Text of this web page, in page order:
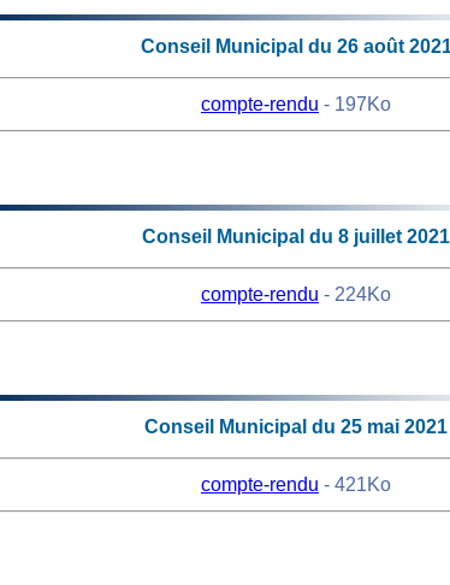
Conseil Municipal du 26 août
compte-rendu - 197Ko
Conseil Municipal du 8 juillet 2021
compte-rendu - 224Ko
Conseil Municipal du 25 mai 2021
compte-rendu - 421Ko